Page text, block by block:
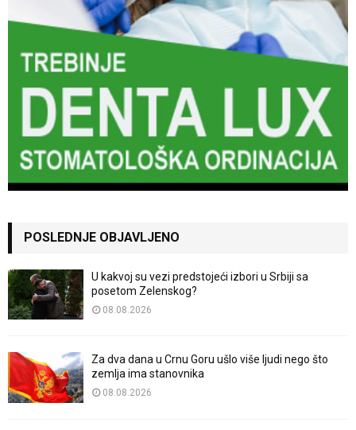
POSLEDNJE OBJAVLJENO
U kakvoj su vezi predstojeći izbori u Srbiji sa
posetom Zelenskog?
08.08.2026
Za dva dana u Crnu Goru ušlo više ljudi nego što
zemlja ima stanovnika
08.08.2026